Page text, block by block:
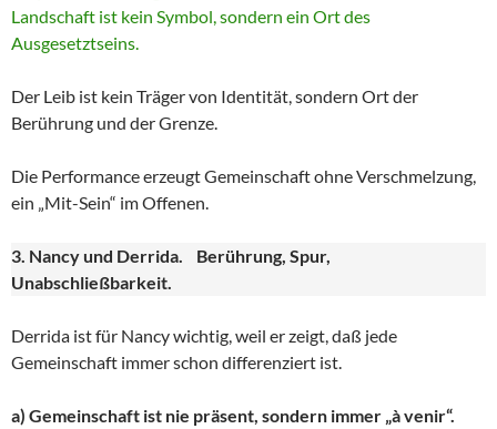
Landschaft ist kein Symbol, sondern ein Ort des
Ausgesetztseins.
Der Leib ist kein Träger von Identität, sondern Ort der
Berührung und der Grenze.
Die Performance erzeugt Gemeinschaft ohne Verschmelzung,
ein „Mit-Sein“ im Offenen.
3. Nancy und Derrida. Berührung, Spur,
Unabschließbarkeit.
Derrida ist für Nancy wichtig, weil er zeigt, daß jede
Gemeinschaft immer schon differenziert ist.
a) Gemeinschaft ist nie präsent, sondern immer „à venir“.